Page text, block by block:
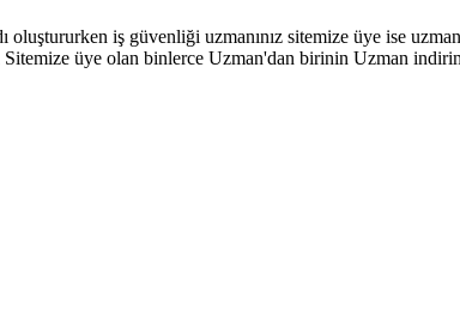
iş güvenliği uzmanınız sitemize üye ise
üye olan binlerce Uzman'dan birinin Uzman